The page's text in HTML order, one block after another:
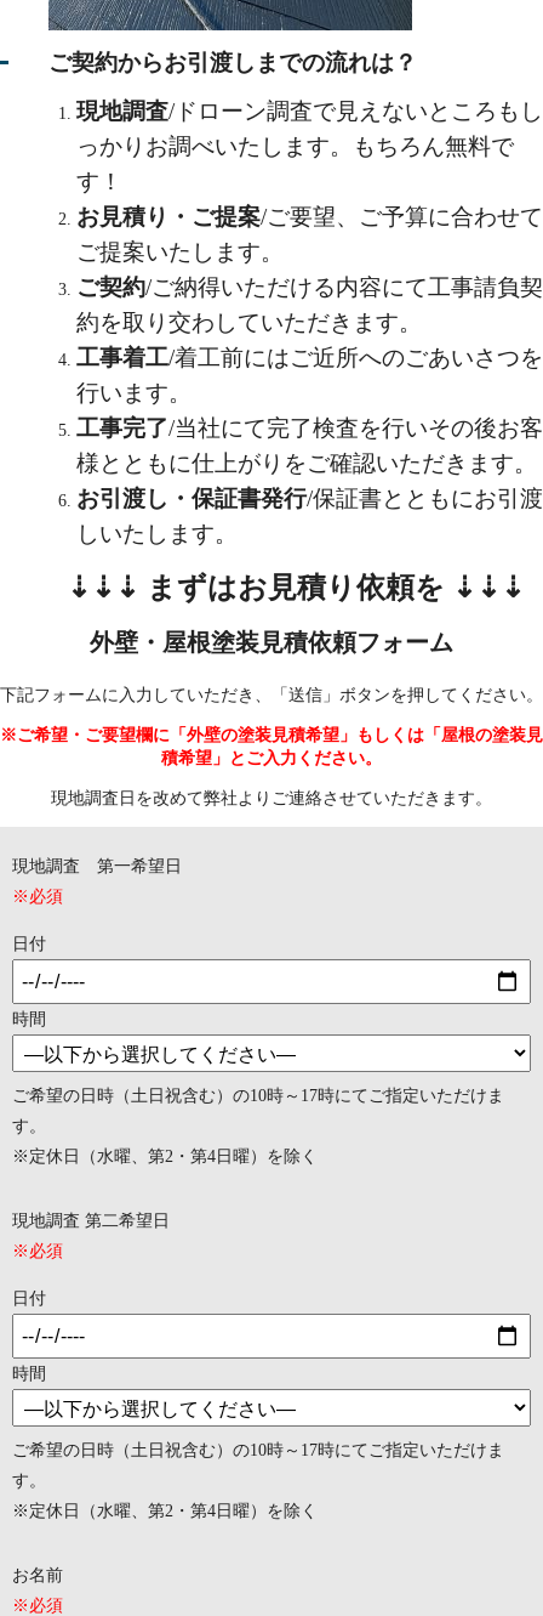
ご契約からお引渡しまでの流れは？
現地調査/ドローン調査で見えないところもし
っかりお調べいたします。もちろん無料で
す！
お見積り・ご提案/ご要望、ご予算に合わせて
ご提案いたします。
ご契約/ご納得いただける内容にて工事請負契
約を取り交わしていただきます。
工事着工/着工前にはご近所へのごあいさつを
行います。
工事完了/当社にて完了検査を行いその後お客
様とともに仕上がりをご確認いただきます。
お引渡し・保証書発行/保証書とともにお引渡
しいたします。
⇣⇣⇣ まずはお見積り依頼を ⇣⇣⇣
外壁・屋根塗装見積依頼フォーム
下記フォームに入力していただき、「送信」ボタンを押してください。
※ご希望・ご要望欄に「外壁の塗装見積希望」もしくは「屋根の塗装見
積希望」とご入力ください。
現地調査日を改めて弊社よりご連絡させていただきます。
現地調査 第一希望日
※必須
日付
時間
ご希望の日時（土日祝含む）の10時～17時にてご指定いただけま
す。
※定休日（水曜、第2・第4日曜）を除く
現地調査 第二希望日
※必須
日付
時間
ご希望の日時（土日祝含む）の10時～17時にてご指定いただけま
す。
※定休日（水曜、第2・第4日曜）を除く
お名前
※必須